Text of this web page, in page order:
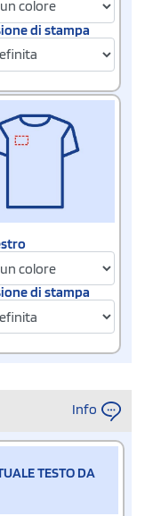
di stampa
di stampa
Info
TESTO DA